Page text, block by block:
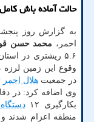
حالت آماده باش
به گزارش روز
احمر، محمد حسن
۵.۶ ریشتری در
در جمعیت هلال احمر
بکارگیری ۱۲
دستگاه